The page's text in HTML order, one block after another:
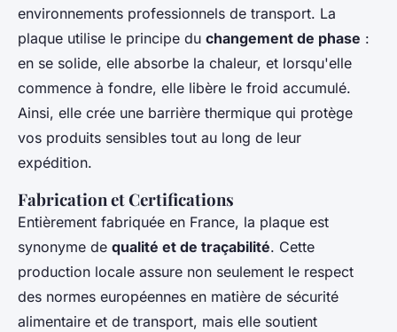
environnements professionnels de transport. La
plaque utilise le principe du changement de phase :
en se solide, elle absorbe la chaleur, et lorsqu'elle
commence à fondre, elle libère le froid accumulé.
Ainsi, elle crée une barrière thermique qui protège
vos produits sensibles tout au long de leur
expédition.
Fabrication et Certifications
Entièrement fabriquée en France, la plaque est
synonyme de qualité et de traçabilité. Cette
production locale assure non seulement le respect
des normes européennes en matière de sécurité
alimentaire et de transport, mais elle soutient